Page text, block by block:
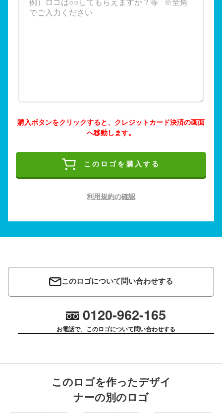
購入ボタンをクリックすると、クレジットカード決済の画面
へ移動します。
このロゴを購入する
利用規約の確認
このロゴについて問い合わせする
0120-962-165
お電話で、このロゴについて問い合わせする
このロゴを作ったデザイ
ナーの別のロゴ